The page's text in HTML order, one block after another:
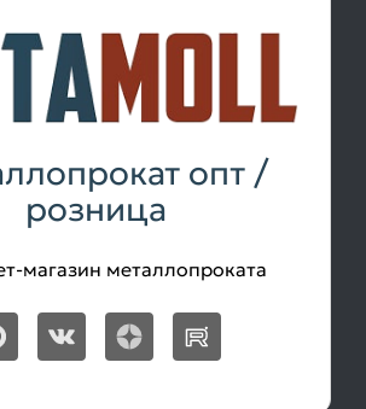
опт /
розница
магазин металлопроката